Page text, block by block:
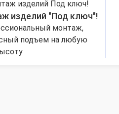
изделий "Под ключ"!
монтаж,
подъем на любую